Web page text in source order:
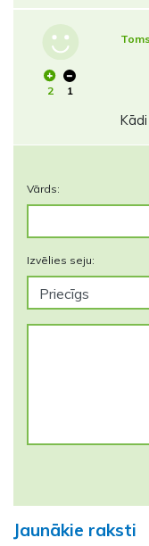
2 1
Toms
Vārds:
Izvēlies seju:
Jaunākie raksti